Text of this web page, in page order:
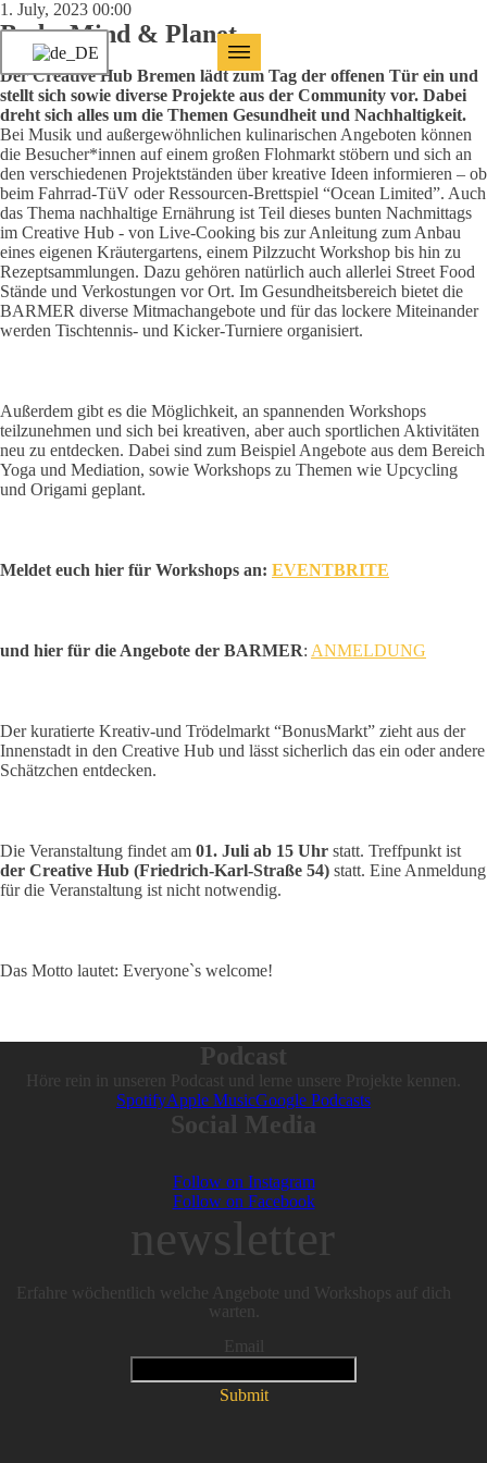
1. July, 2023 00:00
Body, Mind & Planet
Der Creative Hub Bremen lädt zum Tag der offenen Tür ein und
stellt sich sowie diverse Projekte aus der Community vor. Dabei
dreht sich alles um die Themen Gesundheit und Nachhaltigkeit.
Bei Musik und außergewöhnlichen kulinarischen Angeboten können
die Besucher*innen auf einem großen Flohmarkt stöbern und sich an
den verschiedenen Projektständen über kreative Ideen informieren – ob
beim Fahrrad-TüV oder Ressourcen-Brettspiel “Ocean Limited”. Auch
das Thema nachhaltige Ernährung ist Teil dieses bunten Nachmittags
im Creative Hub - von Live-Cooking bis zur Anleitung zum Anbau
eines eigenen Kräutergartens, einem Pilzzucht Workshop bis hin zu
Rezeptsammlungen. Dazu gehören natürlich auch allerlei Street Food
Stände und Verkostungen vor Ort. Im Gesundheitsbereich bietet die
BARMER diverse Mitmachangebote und für das lockere Miteinander
werden Tischtennis- und Kicker-Turniere organisiert.
Außerdem gibt es die Möglichkeit, an spannenden Workshops
teilzunehmen und sich bei kreativen, aber auch sportlichen Aktivitäten
neu zu entdecken. Dabei sind zum Beispiel Angebote aus dem Bereich
Yoga und Mediation, sowie Workshops zu Themen wie Upcycling
und Origami geplant.
Meldet euch hier für Workshops an: EVENTBRITE
und hier für die Angebote der BARMER: ANMELDUNG
Der kuratierte Kreativ-und Trödelmarkt “BonusMarkt” zieht aus der
Innenstadt in den Creative Hub und lässt sicherlich das ein oder andere
Schätzchen entdecken.
Die Veranstaltung findet am 01. Juli ab 15 Uhr statt. Treffpunkt ist
der Creative Hub (Friedrich-Karl-Straße 54) statt. Eine Anmeldung
für die Veranstaltung ist nicht notwendig.
Das Motto lautet: Everyone`s welcome!
Podcast
Höre rein in unseren Podcast und lerne unsere Projekte kennen.
SpotifyApple MusicGoogle Podcasts
Social Media
Follow on Instagram
Follow on Facebook
newsletter
Erfahre wöchentlich welche Angebote und Workshops auf dich
warten.
Email
Submit